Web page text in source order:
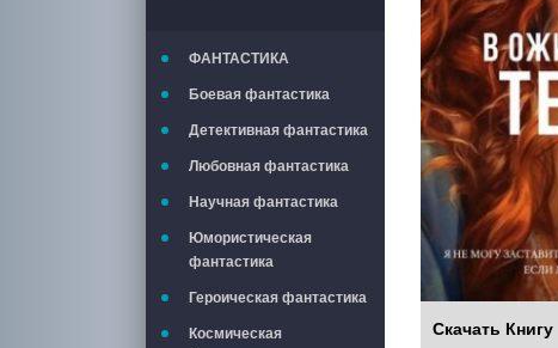
ФАНТАСТИКА
Боевая фантастика
Детективная фантастика
Любовная фантастика
Научная фантастика
Юмористическая
фантастика
Героическая фантастика
Космическая
Скачать Книгу